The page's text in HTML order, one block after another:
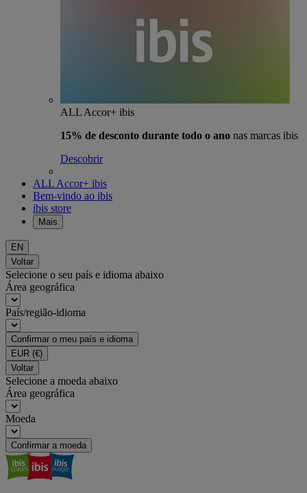
ALL Accor+ ibis
15% de desconto durante todo o ano nas marcas ibis
Descobrir
ALL Accor+ ibis
Bem-vindo ao ibis
ibis store
Mais
EN
Voltar
Selecione o seu país e idioma abaixo
Área geográfica
País/região-idioma
Confirmar o meu país e idioma
EUR (€)
Voltar
Selecione a moeda abaixo
Área geográfica
Moeda
Confirmar a moeda